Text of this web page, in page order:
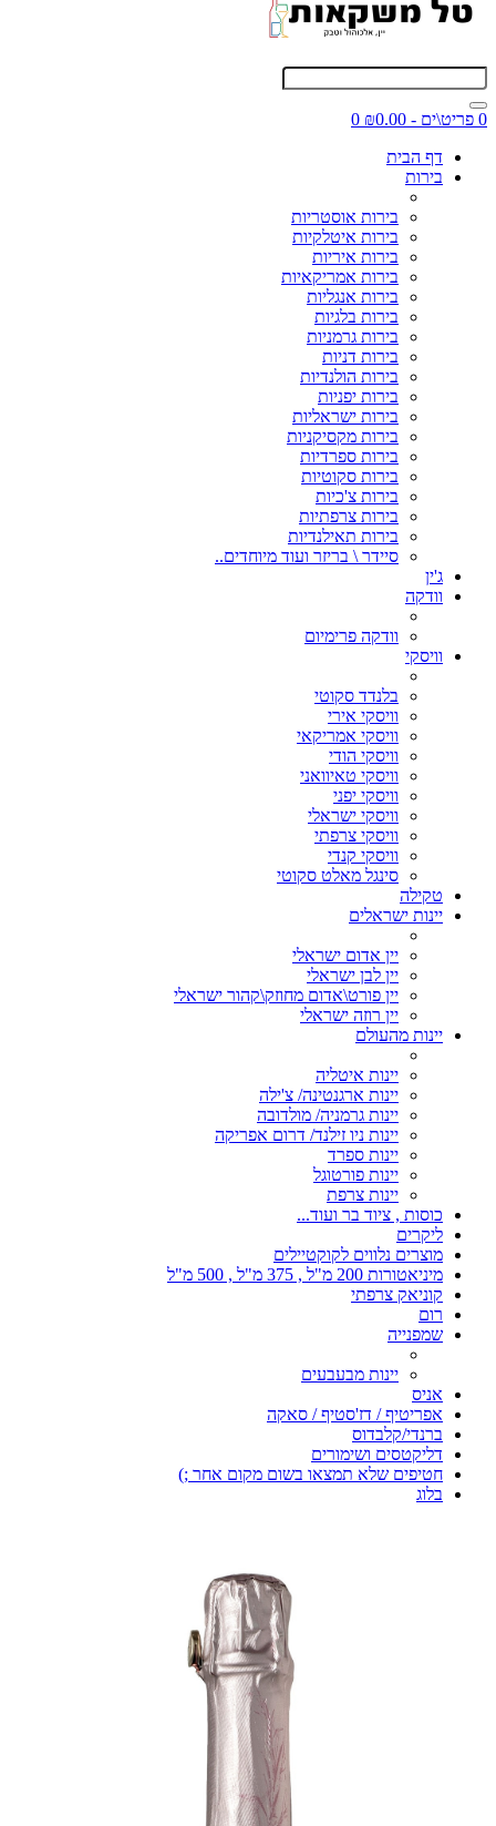
0 פריט\ים - ₪0.00
0
דף הבית
בירות
בירות אוסטריות
בירות איטלקיות
בירות איריות
בירות אמריקאיות
בירות אנגליות
בירות בלגיות
בירות גרמניות
בירות דניות
בירות הולנדיות
בירות יפניות
בירות ישראליות
בירות מקסיקניות
בירות ספרדיות
בירות סקוטיות
בירות צ'כיות
בירות צרפתיות
בירות תאילנדיות
סיידר \ בריזר ועוד מיוחדים..
ג'ין
וודקה
וודקה פרימיום
וויסקי
בלנדד סקוטי
וויסקי אירי
וויסקי אמריקאי
וויסקי הודי
וויסקי טאיוואני
וויסקי יפני
וויסקי ישראלי
וויסקי צרפתי
וויסקי קנדי
סינגל מאלט סקוטי
טקילה
יינות ישראלים
יין אדום ישראלי
יין לבן ישראלי
יין פורט\אדום מחוזק\קהור ישראלי
יין רוזה ישראלי
יינות מהעולם
יינות איטליה
יינות ארגנטינה/ צ'ילה
יינות גרמניה/ מולדובה
יינות ניו זילנד/ דרום אפריקה
יינות ספרד
יינות פורטוגל
יינות צרפת
כוסות , ציוד בר ועוד...
ליקרים
מוצרים נלווים לקוקטיילים
מיניאטורות 200 מ"ל , 375 מ"ל , 500 מ"ל
קוניאק צרפתי
רום
שמפנייה
יינות מבעבעים
אניס
אפריטיף / דז'סטיף / סאקה
ברנדי/קלבדוס
דליקטסים ושימורים
חטיפים שלא תמצאו בשום מקום אחר ;)
בלוג